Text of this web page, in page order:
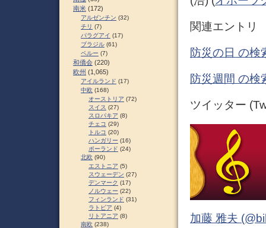
関連エントリ
防災の日 の検
防災週間 の検
ツイッター
加藤 雅夫
南米 (172)
アルゼンチン (32)
チリ (7)
パラグアイ (17)
ブラジル (61)
ペルー (7)
和僑会 (220)
欧州 (1,065)
アイルランド (17)
中欧 (168)
オーストリア (72)
スイス (27)
スロパキア (8)
チェコ (29)
トルコ (20)
ハンガリー (16)
ポーランド (24)
北欧 (90)
エストニア (5)
スウェーデン (27)
デンマーク (17)
ノルウェー (22)
フィンランド (31)
ラトビア (4)
リトアニア (8)
南欧 (238)